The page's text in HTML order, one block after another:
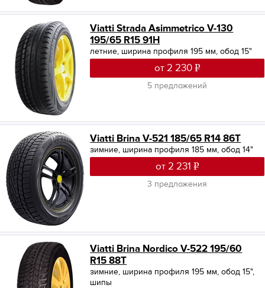
Viatti Strada Asimmetrico V-130
195/65 R15 91H
летние, ширина профиля 195 мм, обод 15"
от 2 230
5 предложений
Viatti Brina V-521 185/65 R14 86T
зимние, ширина профиля 185 мм, обод 14"
от 2 231
3 предложения
Viatti Brina Nordico V-522 195/60
R15 88T
зимние, ширина профиля 195 мм, обод 15",
шипы